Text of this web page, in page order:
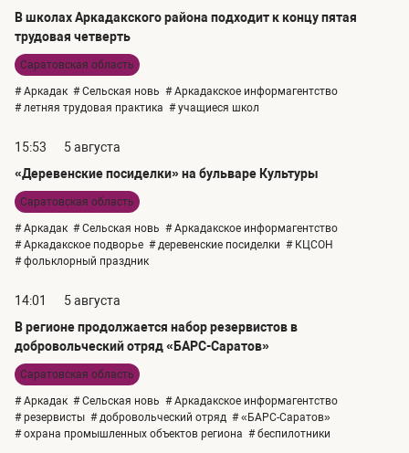
В школах Аркадакского района подходит к концу пятая
трудовая четверть
Саратовская область
# Аркадак # Сельская новь # Аркадакское информагентство
# летняя трудовая практика # учащиеся школ
15:53
5 августа
«Деревенские посиделки» на бульваре Культуры
Саратовская область
# Аркадак # Сельская новь # Аркадакское информагентство
# Аркадакское подворье # деревенские посиделки # КЦСОН
# фольклорный праздник
14:01
5 августа
В регионе продолжается набор резервистов в
добровольческий отряд «БАРС-Саратов»
Саратовская область
# Аркадак # Сельская новь # Аркадакское информагентство
# резервисты # добровольческий отряд # «БАРС-Саратов»
# охрана промышленных объектов региона # беспилотники